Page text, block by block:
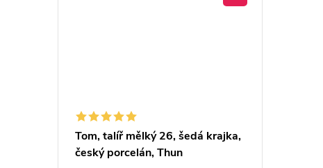
Tom, talíř mělký 26, šedá krajka,
český porcelán, Thun